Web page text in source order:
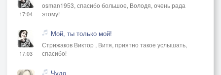
17:04
osman1953, спасибо большое, Володя, очень рада
этому!
17:03
Мой, ты только мой!
Стрижаков Виктор , Витя, приятно такое услышать,
спасибо!
Чудо